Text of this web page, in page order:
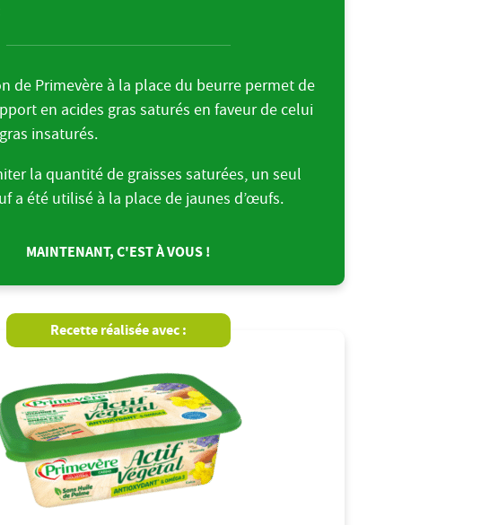
de Primevère à la place du beurre permet de
en acides gras saturés en faveur de celui
insaturés.
la quantité de graisses saturées, un seul
a été utilisé à la place de jaunes d’œufs.
MAINTENANT, C'EST À VOUS !
Recette réalisée avec :